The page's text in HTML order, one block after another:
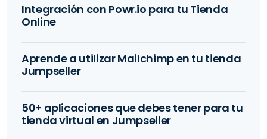
Integración con Powr.io para tu Tienda
Online
Aprende a utilizar Mailchimp en tu tienda
Jumpseller
50+ aplicaciones que debes tener para tu
tienda virtual en Jumpseller